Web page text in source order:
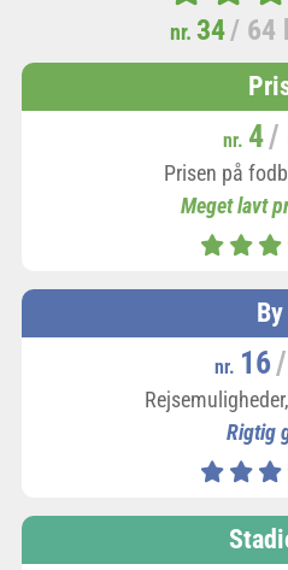
nr. 34/ 64
nr. 4/
Prisen på
Meget lavt
By
nr. 16
Rigtig